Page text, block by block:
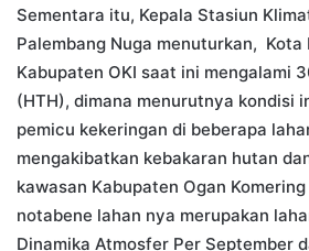
Sementara itu, Kepala Stasiun
Palembang Nuga menuturkan, Kota
Kabupaten OKI saat ini mengalami
(HTH), dimana menurutnya kondisi
pemicu kekeringan di beberapa
mengakibatkan kebakaran hutan
kawasan Kabupaten Ogan
notabene lahan nya merupakan
Dinamika Atmosfer Per September